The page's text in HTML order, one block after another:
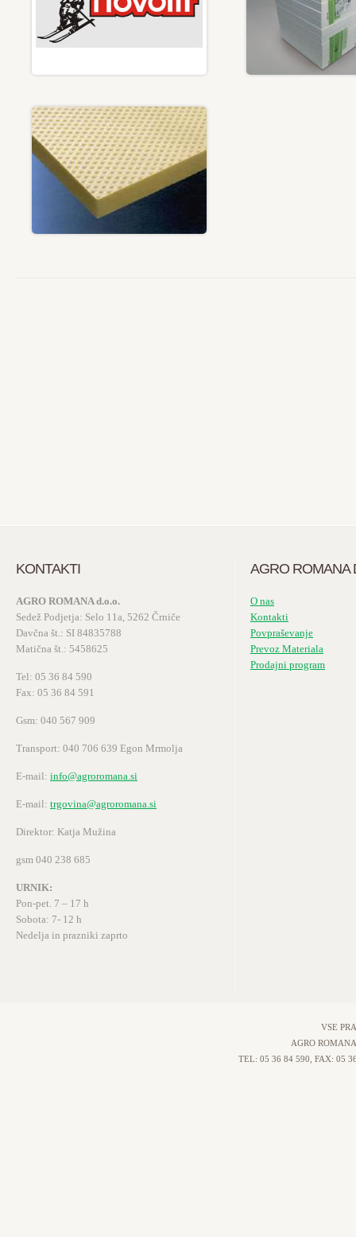
KONTAKTI
AGRO ROMANA d.o.o.
Sedež Podjetja: Selo 11a, 5262 Črniče
Davčna št.: SI 84835788
Matična št.: 5458625
Tel: 05 36 84 590
Fax: 05 36 84 591
Gsm: 040 567 909
Transport: 040 706 639 Egon Mrmolja
E-mail: info@agroromana.si
E-mail: trgovina@agroromana.si
Direktor: Katja Mužina
gsm 040 238 685
URNIK:
Pon-pet. 7 – 17 h
Sobota: 7- 12 h
Nedelja in prazniki zaprto
AGRO ROMANA
O nas
Kontakti
Povpraševanje
Prevoz Materiala
Prodajni program
VSE
AGRO
TEL: 05 36 84 590, FAX: 05